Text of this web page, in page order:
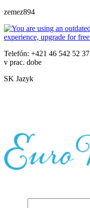
zemez894
Telefón: +421 46 542 52 37
v prac. dobe
SK Jazyk